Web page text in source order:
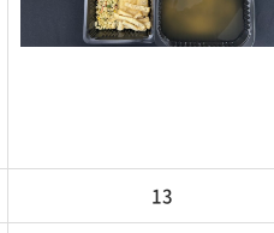
13